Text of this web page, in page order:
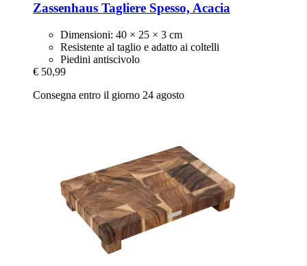
Zassenhaus Tagliere Spesso, Acacia
Dimensioni: 40 × 25 × 3 cm
Resistente al taglio e adatto ai coltelli
Piedini antiscivolo
€ 50,99
Consegna entro il giorno 24 agosto